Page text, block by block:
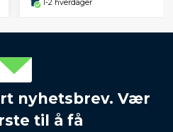
1-2 hverdager
nyhetsbrev. Vær
til å få